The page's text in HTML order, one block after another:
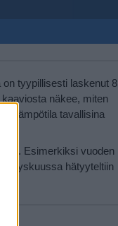
tyypillisesti laskenut 8
näkee, miten
lämpötila tavallisina
Esimerkiksi vuoden
syyskuussa hätyyteltiin